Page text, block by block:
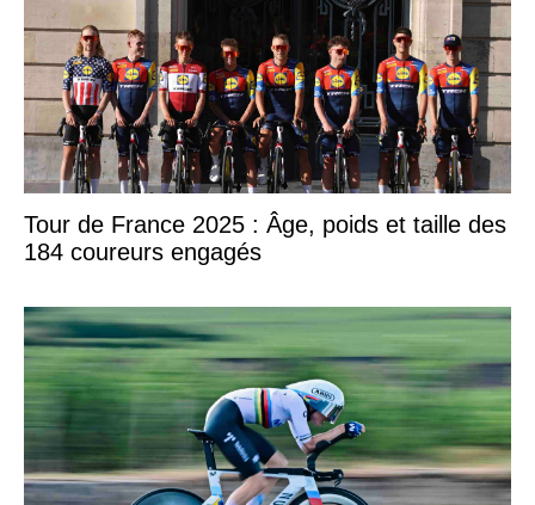
Tour de France 2025 : Âge, poids et taille des
184 coureurs engagés